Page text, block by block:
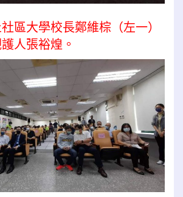
區大學校長鄭維棕（左一）
人張裕煌。